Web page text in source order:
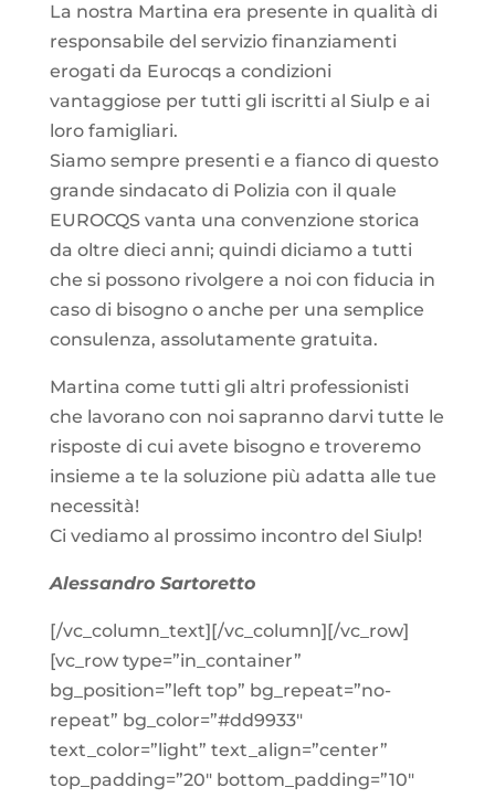
La nostra Martina era presente in qualità di
responsabile del servizio finanziamenti
erogati da Eurocqs a condizioni
vantaggiose per tutti gli iscritti al Siulp e ai
loro famigliari.
Siamo sempre presenti e a fianco di questo
grande sindacato di Polizia con il quale
EUROCQS vanta una convenzione storica
da oltre dieci anni; quindi diciamo a tutti
che si possono rivolgere a noi con fiducia in
caso di bisogno o anche per una semplice
consulenza, assolutamente gratuita.
Martina come tutti gli altri professionisti
che lavorano con noi sapranno darvi tutte le
risposte di cui avete bisogno e troveremo
insieme a te la soluzione più adatta alle tue
necessità!
Ci vediamo al prossimo incontro del Siulp!
Alessandro Sartoretto
[/vc_column_text][/vc_column][/vc_row]
[vc_row type=”in_container”
bg_position=”left top” bg_repeat=”no-
repeat” bg_color=”#dd9933″
text_color=”light” text_align=”center”
top_padding=”20″ bottom_padding=”10″